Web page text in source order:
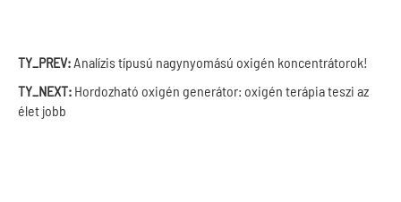
TY_PREV: Analízis típusú nagynyomású oxigén koncentrátorok!
TY_NEXT: Hordozható oxigén generátor: oxigén terápia teszi az
élet jobb